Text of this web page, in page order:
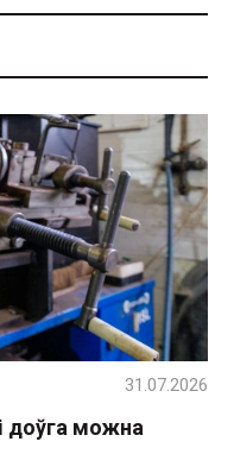
доўга можна
31.07.2026